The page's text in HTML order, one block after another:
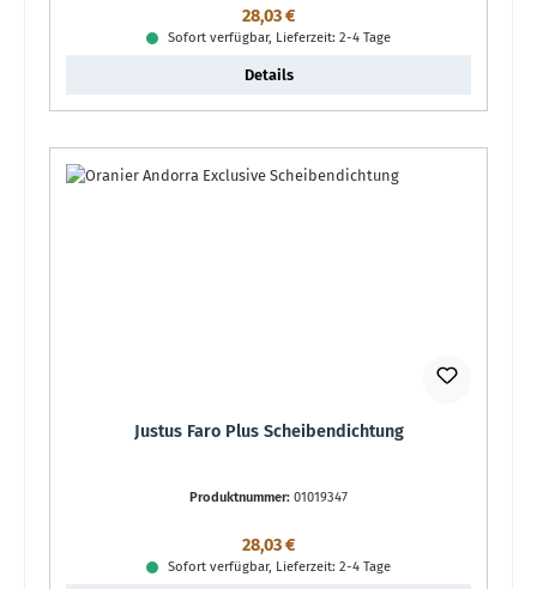
Regulärer Preis:
28,03 €
Sofort verfügbar, Lieferzeit: 2-4 Tage
Details
Justus Faro Plus Scheibendichtung
Produktnummer: 01019347
Regulärer Preis:
28,03 €
Sofort verfügbar, Lieferzeit: 2-4 Tage